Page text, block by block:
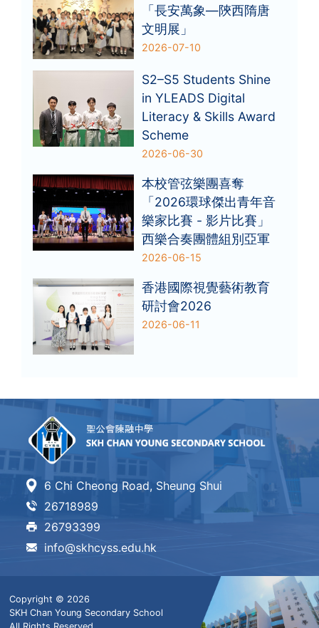
「長安萬象—陝西隋唐
文明展」
2026-07-10
S2–S5 Students Shine
in YLEADS Digital
Literacy & Skills Award
Scheme
2026-06-30
本校管弦樂團喜奪
「2026環球傑出青年音
樂家比賽 - 影片比賽」
西樂合奏團體組別亞軍
2026-06-15
香港國際視覺藝術教育
研討會2026
2026-06-11
6 Chi Cheong Road, Sheung Shui
26718989
26793399
info@skhcyss.edu.hk
Copyright © 2026
SKH Chan Young Secondary School